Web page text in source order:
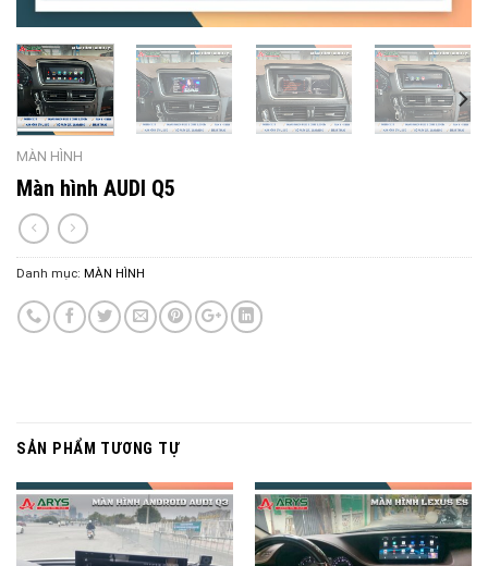
MÀN HÌNH
Màn hình AUDI Q5
Danh mục: MÀN HÌNH
SẢN PHẨM TƯƠNG TỰ